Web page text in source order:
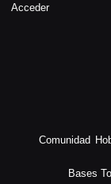
Acceder
Comunidad
Bases